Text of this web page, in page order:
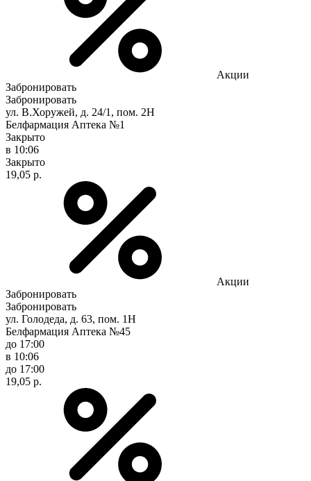
Акции
Забронировать
Забронировать
ул. В.Хоружей, д. 24/1, пом. 2Н
Белфармация Аптека №1
Закрыто
в 10:06
Закрыто
19,05 р.
Акции
Забронировать
Забронировать
ул. Голодеда, д. 63, пом. 1Н
Белфармация Аптека №45
до 17:00
в 10:06
до 17:00
19,05 р.